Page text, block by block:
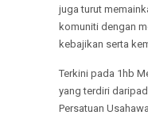
juga turut
komuniti dengan
kebajikan serta
Terkini pada 1hb
yang terdiri
Persatuan